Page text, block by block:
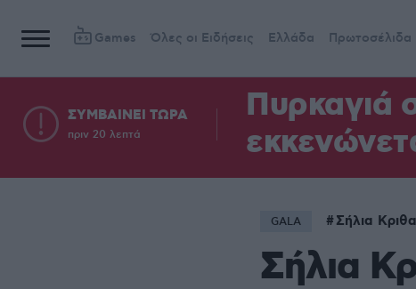
Games Όλες οι Ειδήσεις Ελλάδα Πρωτοσέλιδα
ΣΥΜΒΑΙΝΕΙ ΤΩΡΑ
πριν 20 λεπτά
Πυρκαγιά
GALA Σήλια
Σήλια